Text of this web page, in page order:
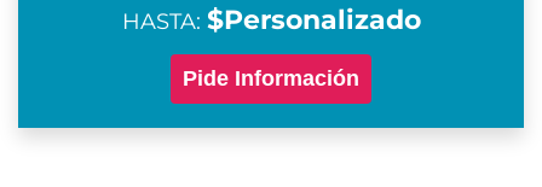
HASTA: $Personalizado
Pide Información